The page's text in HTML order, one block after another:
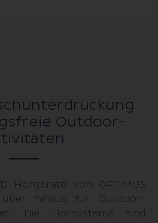
Outdoor-
Hörgeräte von OPTIMUS
hinaus für Outdoor-
Die Hörsysteme sind